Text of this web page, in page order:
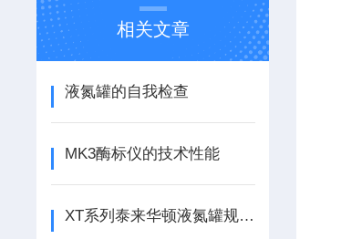
相关文章
液氮罐的自我检查
MK3酶标仪的技术性能
XT系列泰来华顿液氮罐规格及贮存量介绍